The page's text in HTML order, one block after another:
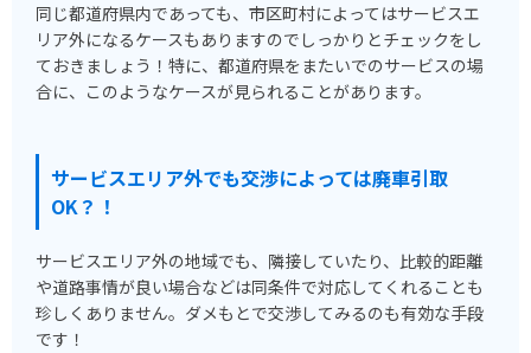
同じ都道府県内であっても、市区町村によってはサービスエ
リア外になるケースもありますのでしっかりとチェックをし
ておきましょう！特に、都道府県をまたいでのサービスの場
合に、このようなケースが見られることがあります。
サービスエリア外でも交渉によっては廃車引取
OK？！
サービスエリア外の地域でも、隣接していたり、比較的距離
や道路事情が良い場合などは同条件で対応してくれることも
珍しくありません。ダメもとで交渉してみるのも有効な手段
です！